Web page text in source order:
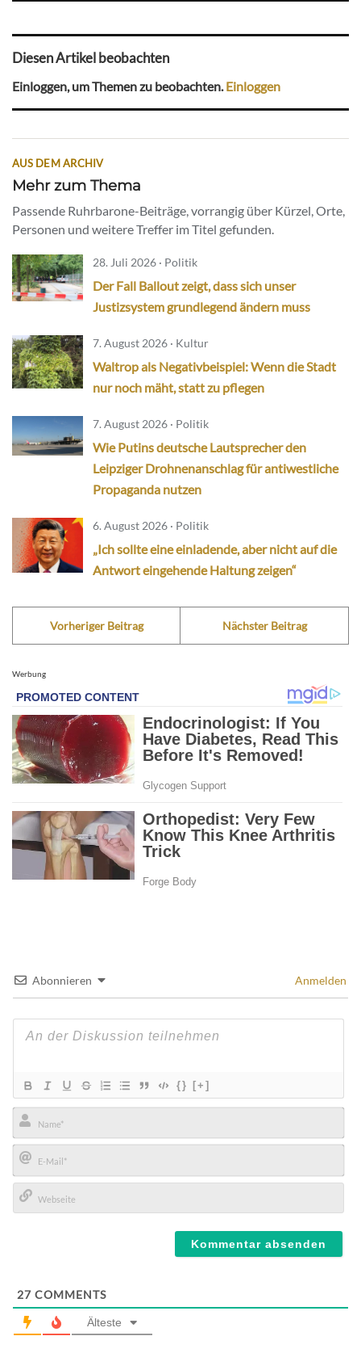
Diesen Artikel beobachten
Einloggen, um Themen zu beobachten.Einloggen
AUS DEM ARCHIV
Mehr zum Thema
Passende Ruhrbarone-Beiträge, vorrangig über Kürzel, Orte,
Personen und weitere Treffer im Titel gefunden.
28. Juli 2026 · Politik
Der Fall Ballout zeigt, dass sich unser
Justizsystem grundlegend ändern muss
7. August 2026 · Kultur
Waltrop als Negativbeispiel: Wenn die Stadt
nur noch mäht, statt zu pflegen
7. August 2026 · Politik
Wie Putins deutsche Lautsprecher den
Leipziger Drohnenanschlag für antiwestliche
Propaganda nutzen
6. August 2026 · Politik
„Ich sollte eine einladende, aber nicht auf die
Antwort eingehende Haltung zeigen“
Vorheriger Beitrag Nächster Beitrag
Werbung
Abonnieren Anmelden
{} [+]
Name*
E-
Mail*
27 COMMENTS
Älteste